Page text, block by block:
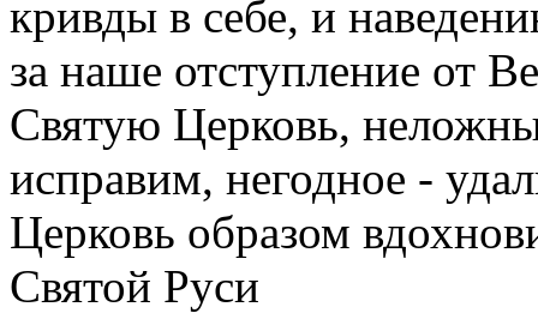
кривды в себе, и
за наше отступление от
Святую Церковь,
исправим, негодное -
Церковь образом
Святой Руси